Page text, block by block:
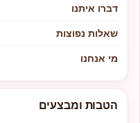
דברו איתנו
שאלות נפוצות
מי אנחנו
הטבות ומבצעים